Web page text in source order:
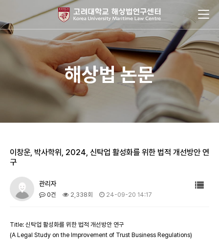
해상법 논문
이창운, 박사학위, 2024, 신탁업 활성화를 위한 법적 개선방안 연
구
관리자
0건 2,338회 24-09-20 14:17
Title: 신탁업 활성화를 위한 법적 개선방안 연구
(A Legal Study on the Improvement of Trust Business Regulations)